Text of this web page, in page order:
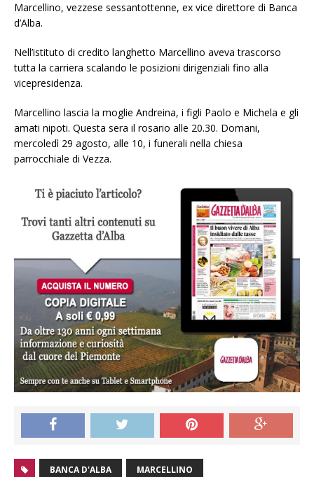
Marcellino, vezzese sessantottenne, ex vice direttore di Banca
d’Alba.
Nell’istituto di credito langhetto Marcellino aveva trascorso
tutta la carriera scalando le posizioni dirigenziali fino alla
vicepresidenza.
Marcellino lascia la moglie Andreina, i figli Paolo e Michela e gli
amati nipoti. Questa sera il rosario alle 20.30. Domani,
mercoledì 29 agosto, alle 10, i funerali nella chiesa
parrocchiale di Vezza.
BANCA D'ALBA MARCELLINO